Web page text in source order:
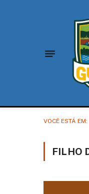
VOCÊ ESTÁ EM:
FILHO